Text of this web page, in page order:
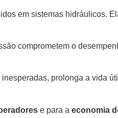
em sistemas hidráulicos.
comprometem o
prolonga a vida
e para a economia